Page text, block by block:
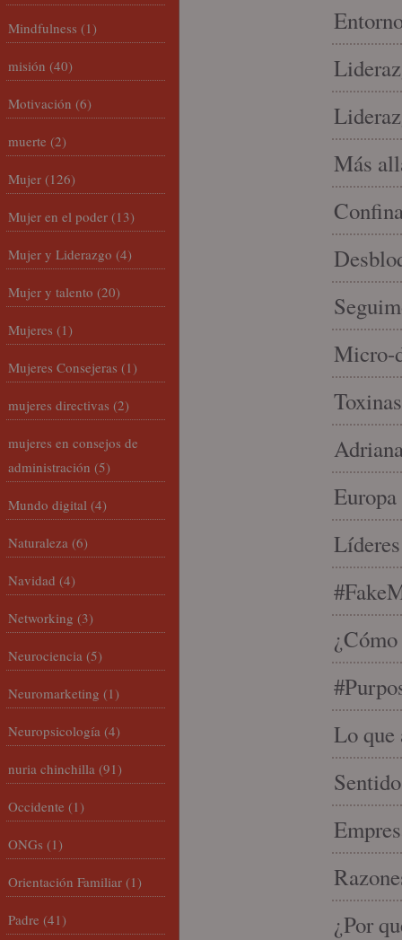
Más
Micro-
Lo que
¿Por
Mindfulness (1)
misión (40)
Motivación (6)
muerte (2)
Mujer (126)
Mujer en el poder (13)
Mujer y Liderazgo (4)
Mujer y talento (20)
Mujeres (1)
Mujeres Consejeras (1)
mujeres directivas (2)
mujeres en consejos de
administración (5)
Mundo digital (4)
Naturaleza (6)
Navidad (4)
Networking (3)
Neurociencia (5)
Neuromarketing (1)
Neuropsicología (4)
nuria chinchilla (91)
Occidente (1)
ONGs (1)
Orientación Familiar (1)
Padre (41)